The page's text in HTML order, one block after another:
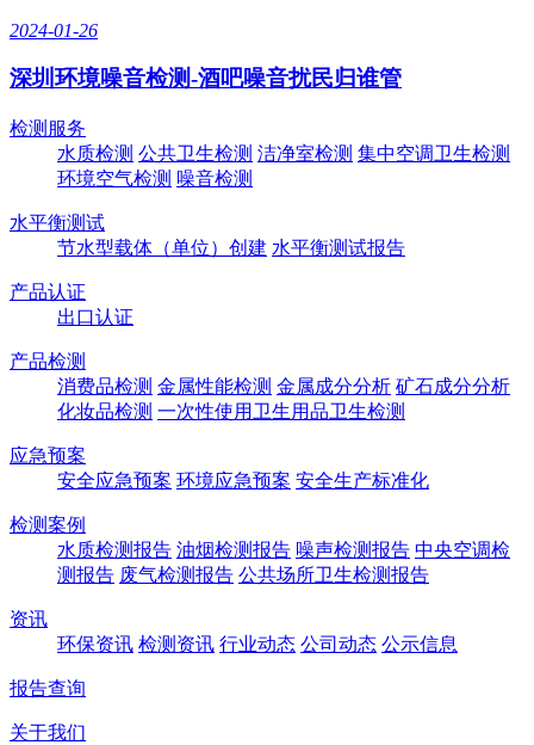
2024-01-26
深圳环境噪音检测-酒吧噪音扰民归谁管
检测服务
水质检测 公共卫生检测 洁净室检测 集中空调卫生检测
环境空气检测 噪音检测
水平衡测试
节水型载体（单位）创建 水平衡测试报告
产品认证
出口认证
产品检测
消费品检测 金属性能检测 金属成分分析 矿石成分分析
化妆品检测 一次性使用卫生用品卫生检测
应急预案
安全应急预案 环境应急预案 安全生产标准化
检测案例
水质检测报告 油烟检测报告 噪声检测报告 中央空调检
测报告 废气检测报告 公共场所卫生检测报告
资讯
环保资讯 检测资讯 行业动态 公司动态 公示信息
报告查询
关于我们